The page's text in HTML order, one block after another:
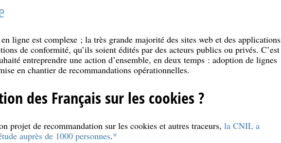
ligne est complexe ; la très grande majorité des sites web et des applications
de conformité, qu’ils soient édités par des acteurs publics ou privés. C’est
entreprendre une action d’ensemble, en deux temps : adoption de lignes
en chantier de recommandations opérationnelles.
des Français sur les cookies ?
projet de recommandation sur les cookies et autres traceurs, la CNIL a
auprès de 1000 personnes.*